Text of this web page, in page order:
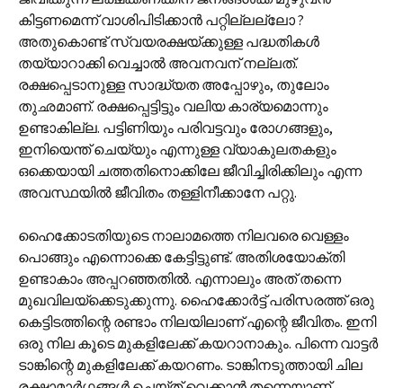
കിട്ടണമെന്ന് വാശിപിടിക്കാൻ പറ്റില്ലല്ലോ ?
അതുകൊണ്ട് സ്വയരക്ഷയ്ക്കുള്ള പദ്ധതികൾ
തയ്യാറാക്കി വെച്ചാൽ അവനവന് നല്ലത്.
രക്ഷപ്പെടാനുള്ള സാദ്ധ്യത അപ്പോഴും, തുലോം
തുഛമാണ്. രക്ഷപ്പെട്ടിട്ടും വലിയ കാര്യമൊന്നും
ഉണ്ടാകില്ല. പട്ടിണിയും പരിവട്ടവും രോഗങ്ങളും,
ഇനിയെന്ത് ചെയ്യും എന്നുള്ള വ്യാകുലതകളും
ഒക്കെയായി ചത്തതിനൊക്കിലേ ജീവിച്ചിരിക്കിലും എന്ന
അവസ്ഥയിൽ ജീവിതം തള്ളിനീക്കാനേ പറ്റു.
ഹൈക്കോടതിയുടെ നാലാമത്തെ നിലവരെ വെള്ളം
പൊങ്ങും എന്നൊക്കെ കേട്ടിട്ടുണ്ട്. അതിശയോക്തി
ഉണ്ടാകാം അപ്പറഞ്ഞതിൽ. എന്നാലും അത് തന്നെ
മുഖവിലയ്ക്കെടുക്കുന്നു. ഹൈക്കോർട്ട് പരിസരത്ത് ഒരു
കെട്ടിടത്തിന്റെ രണ്ടാം നിലയിലാണ് എന്റെ ജീവിതം. ഇനി
ഒരു നില കൂടെ മുകളിലേക്ക് കയറാനാകും. പിന്നെ വാട്ടർ
ടാങ്കിന്റെ മുകളിലേക്ക് കയറണം. ടാങ്കിനടുത്തായി ചില